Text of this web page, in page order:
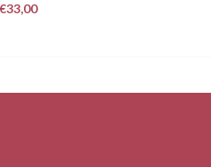
€33,00